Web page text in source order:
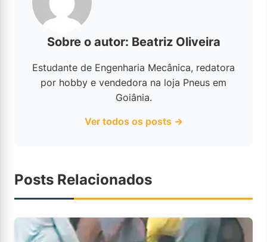
Sobre o autor: Beatriz Oliveira
Estudante de Engenharia Mecânica, redatora
por hobby e vendedora na loja Pneus em
Goiânia.
Ver todos os posts →
Posts Relacionados